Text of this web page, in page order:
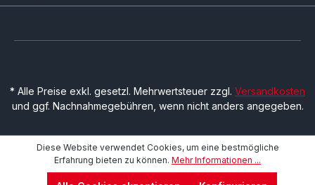
* Alle Preise exkl. gesetzl. Mehrwertsteuer zzgl. Versandkosten
und ggf. Nachnahmegebühren, wenn nicht anders angegeben.
Diese Website verwendet Cookies, um eine bestmögliche
Erfahrung bieten zu können. Mehr Informationen ...